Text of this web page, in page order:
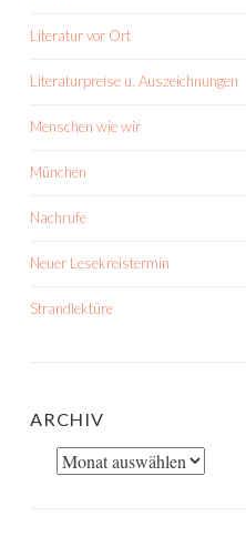
Literatur vor Ort
Literaturpreise u. Auszeichnungen
Menschen wie wir
München
Nachrufe
Neuer Lesekreistermin
Strandlektüre
ARCHIV
Archiv